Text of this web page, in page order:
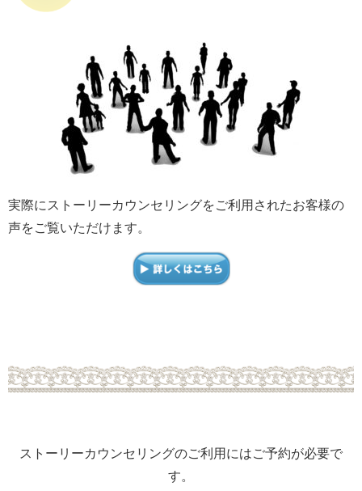
実際にストーリーカウンセリングをご利用されたお客様の
声をご覧いただけます。
ストーリーカウンセリングのご利用にはご予約が必要で
す。